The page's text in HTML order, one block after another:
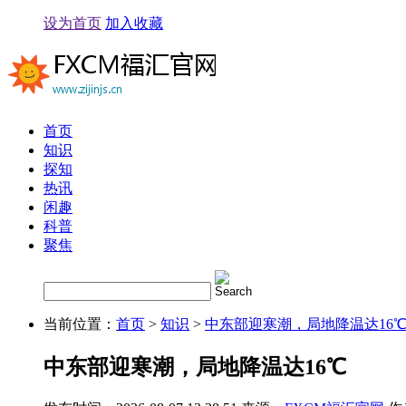
设为首页 加入收藏
首页
知识
探知
热讯
闲趣
科普
聚焦
当前位置： 首页 > 知识 > 中东部迎寒潮，局地降温达16℃
中东部迎寒潮，局地降温达16℃